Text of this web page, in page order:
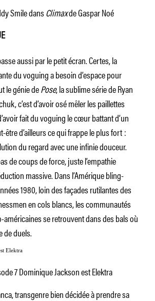
Smile dansClimaxde Gaspar Noé
aussi par le petit écran. Certes, la
du voguing a besoin d’espace pour
le génie dePose, la sublime série de Ryan
c’est d’avoir osé mêler les paillettes
fait du voguing le cœur battant d’un
être d’ailleurs ce qui frappe le plus fort :
du regard avec une infinie douceur.
de coups de force, juste l’empathie
massive. Dans l’Amérique bling-
1980, loin des façades rutilantes des
en cols blancs, les communautés
américaines se retrouvent dans des bals où
de duels.
7 Dominique Jackson est Elektra
transgenre bien décidée à prendre sa